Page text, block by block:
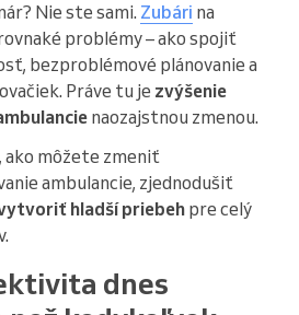
Nie ste sami. Zubári na
problémy – ako spojiť
bezproblémové plánovanie a
Práve tu je zvýšenie
naozajstnou zmenou.
ako môžete zmeniť
ambulancie, zjednodušiť
hladší priebeh pre celý
dnes